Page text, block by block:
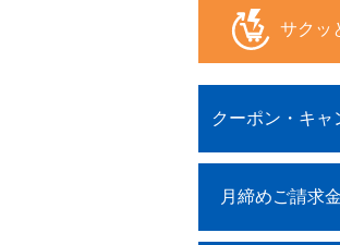
サクッ
クーポン・キャ
月締めご請求